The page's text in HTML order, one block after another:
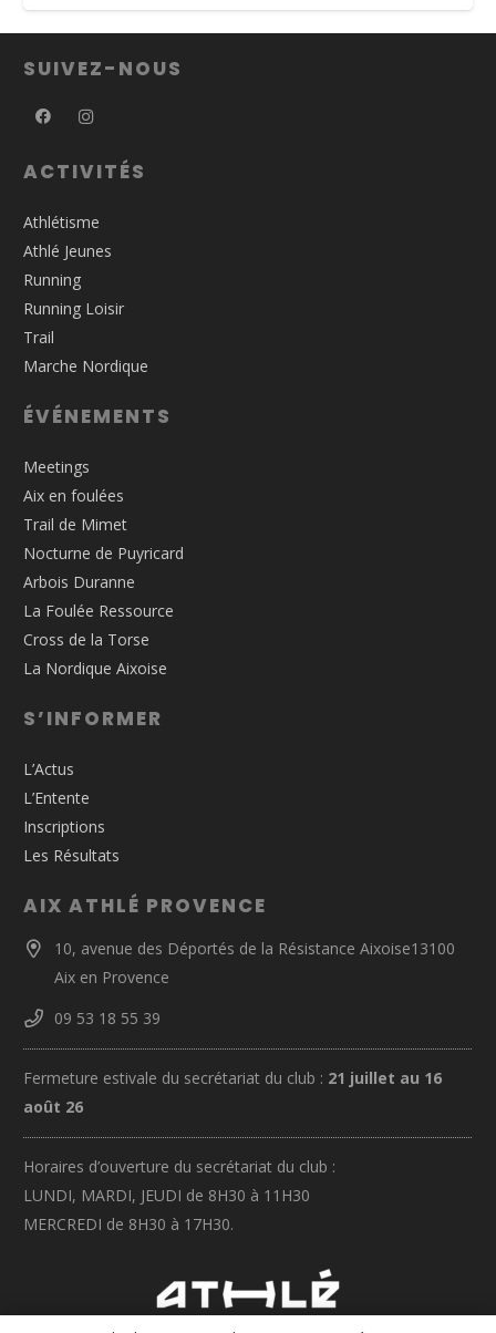
SUIVEZ-NOUS
ACTIVITÉS
Athlétisme
Athlé Jeunes
Running
Running Loisir
Trail
Marche Nordique
ÉVÉNEMENTS
Meetings
Aix en foulées
Trail de Mimet
Nocturne de Puyricard
Arbois Duranne
La Foulée Ressource
Cross de la Torse
La Nordique Aixoise
S’INFORMER
L’Actus
L’Entente
Inscriptions
Les Résultats
AIX ATHLÉ PROVENCE
10, avenue des Déportés de la Résistance Aixoise13100
Aix en Provence
09 53 18 55 39
Fermeture estivale du secrétariat du club : 21 juillet au 16
août 26
Horaires d’ouverture du secrétariat du club :
LUNDI, MARDI, JEUDI de 8H30 à 11H30
MERCREDI de 8H30 à 17H30.